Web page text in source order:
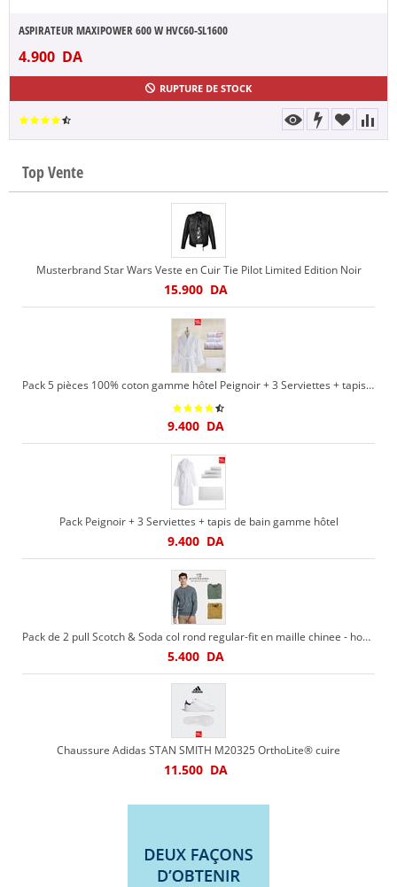
ASPIRATEUR MAXIPOWER 600 W HVC60-SL1600
4.900 DA
RUPTURE DE STOCK
Top Vente
Musterbrand Star Wars Veste en Cuir Tie Pilot Limited Edition Noir
15.900 DA
Pack 5 pièces 100% coton gamme hôtel Peignoir + 3 Serviettes + tapis de bain
9.400 DA
Pack Peignoir + 3 Serviettes + tapis de bain gamme hôtel
9.400 DA
Pack de 2 pull Scotch & Soda col rond regular-fit en maille chinee - homme
5.400 DA
Chaussure Adidas STAN SMITH M20325 OrthoLite® cuire
11.500 DA